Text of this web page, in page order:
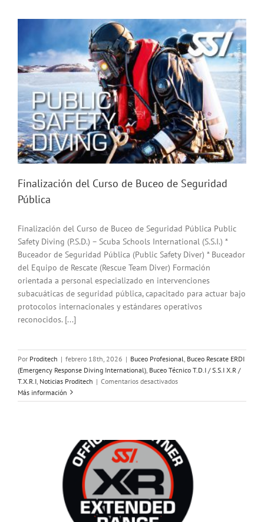
Safety
Diving
–
P.S.D.)
Finalización del Curso de Buceo de Seguridad
Pública
Finalización del Curso de Buceo de Seguridad Pública Public
Safety Diving (P.S.D.) – Scuba Schools International (S.S.I.) *
Buceador de Seguridad Pública (Public Safety Diver) * Buceador
del Equipo de Rescate (Rescue Team Diver) Formación
orientada a personal especializado en intervenciones
subacuáticas de seguridad pública, capacitado para actuar bajo
protocolos internacionales y estándares operativos
reconocidos. [...]
Por Proditech | febrero 18th, 2026 | Buceo Profesional Buceo Rescate ERDI
(Emergency Response Diving International) Buceo Técnico T.D.I / S.S.I X.R /
T.X.R.I Noticias Proditech | Comentarios desactivadosen
del
de
Seguridad
Pública
Más información